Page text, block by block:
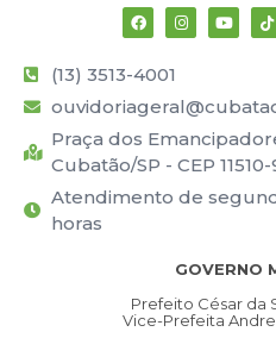
(13) 3513-4001
Praça dos
Cubatão/SP - CEP
Atendimento de
horas
GOVERNO
Prefeito César da
Vice-Prefeita